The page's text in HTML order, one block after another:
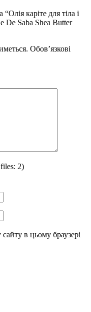
каріте для тіла і
De Saba Shea Butter
Обов’язкові
2)
в цьому браузері